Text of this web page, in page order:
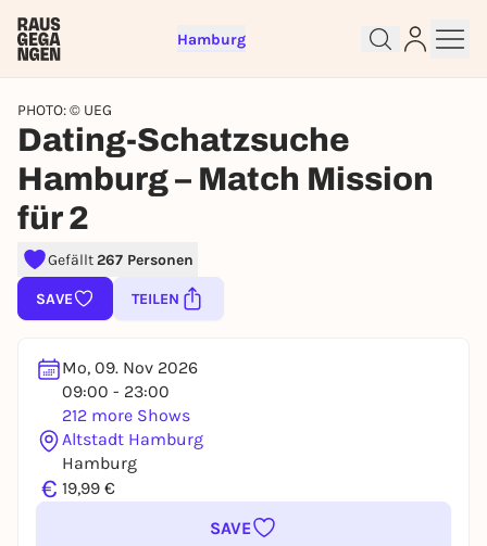
Hamburg
PHOTO: © UEG
Dating-Schatzsuche
Hamburg – Match Mission
für 2
Gefällt267 Personen
SAVE TEILEN
Mo, 09. Nov 2026
09:00 - 23:00
212 more Shows
Altstadt Hamburg
Hamburg
€ 19,99 €
SAVE
right away
To like events, follow pages, or participate in
lotteries, you need a free Rausgegangen account.
You already have an account?